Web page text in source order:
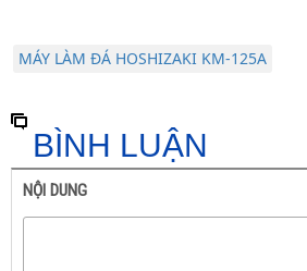
MÁY LÀM ĐÁ HOSHIZAKI KM-125A
BÌNH LUẬN
NỘI DUNG